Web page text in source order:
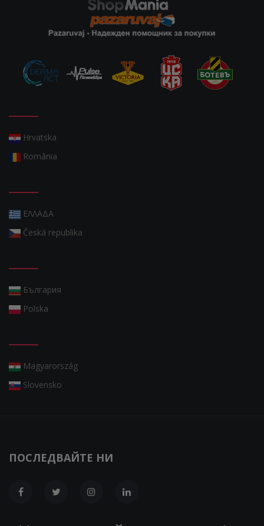
Hrvatska
România
ΕΛΛΑΔΑ
Česká republika
България
Polska
Magyarország
Slovensko
ПОСЛЕДВАЙТЕ НИ